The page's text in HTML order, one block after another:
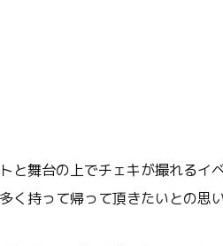
と舞台の上でチェキが撮れるイ
く持って帰って頂きたいとの思